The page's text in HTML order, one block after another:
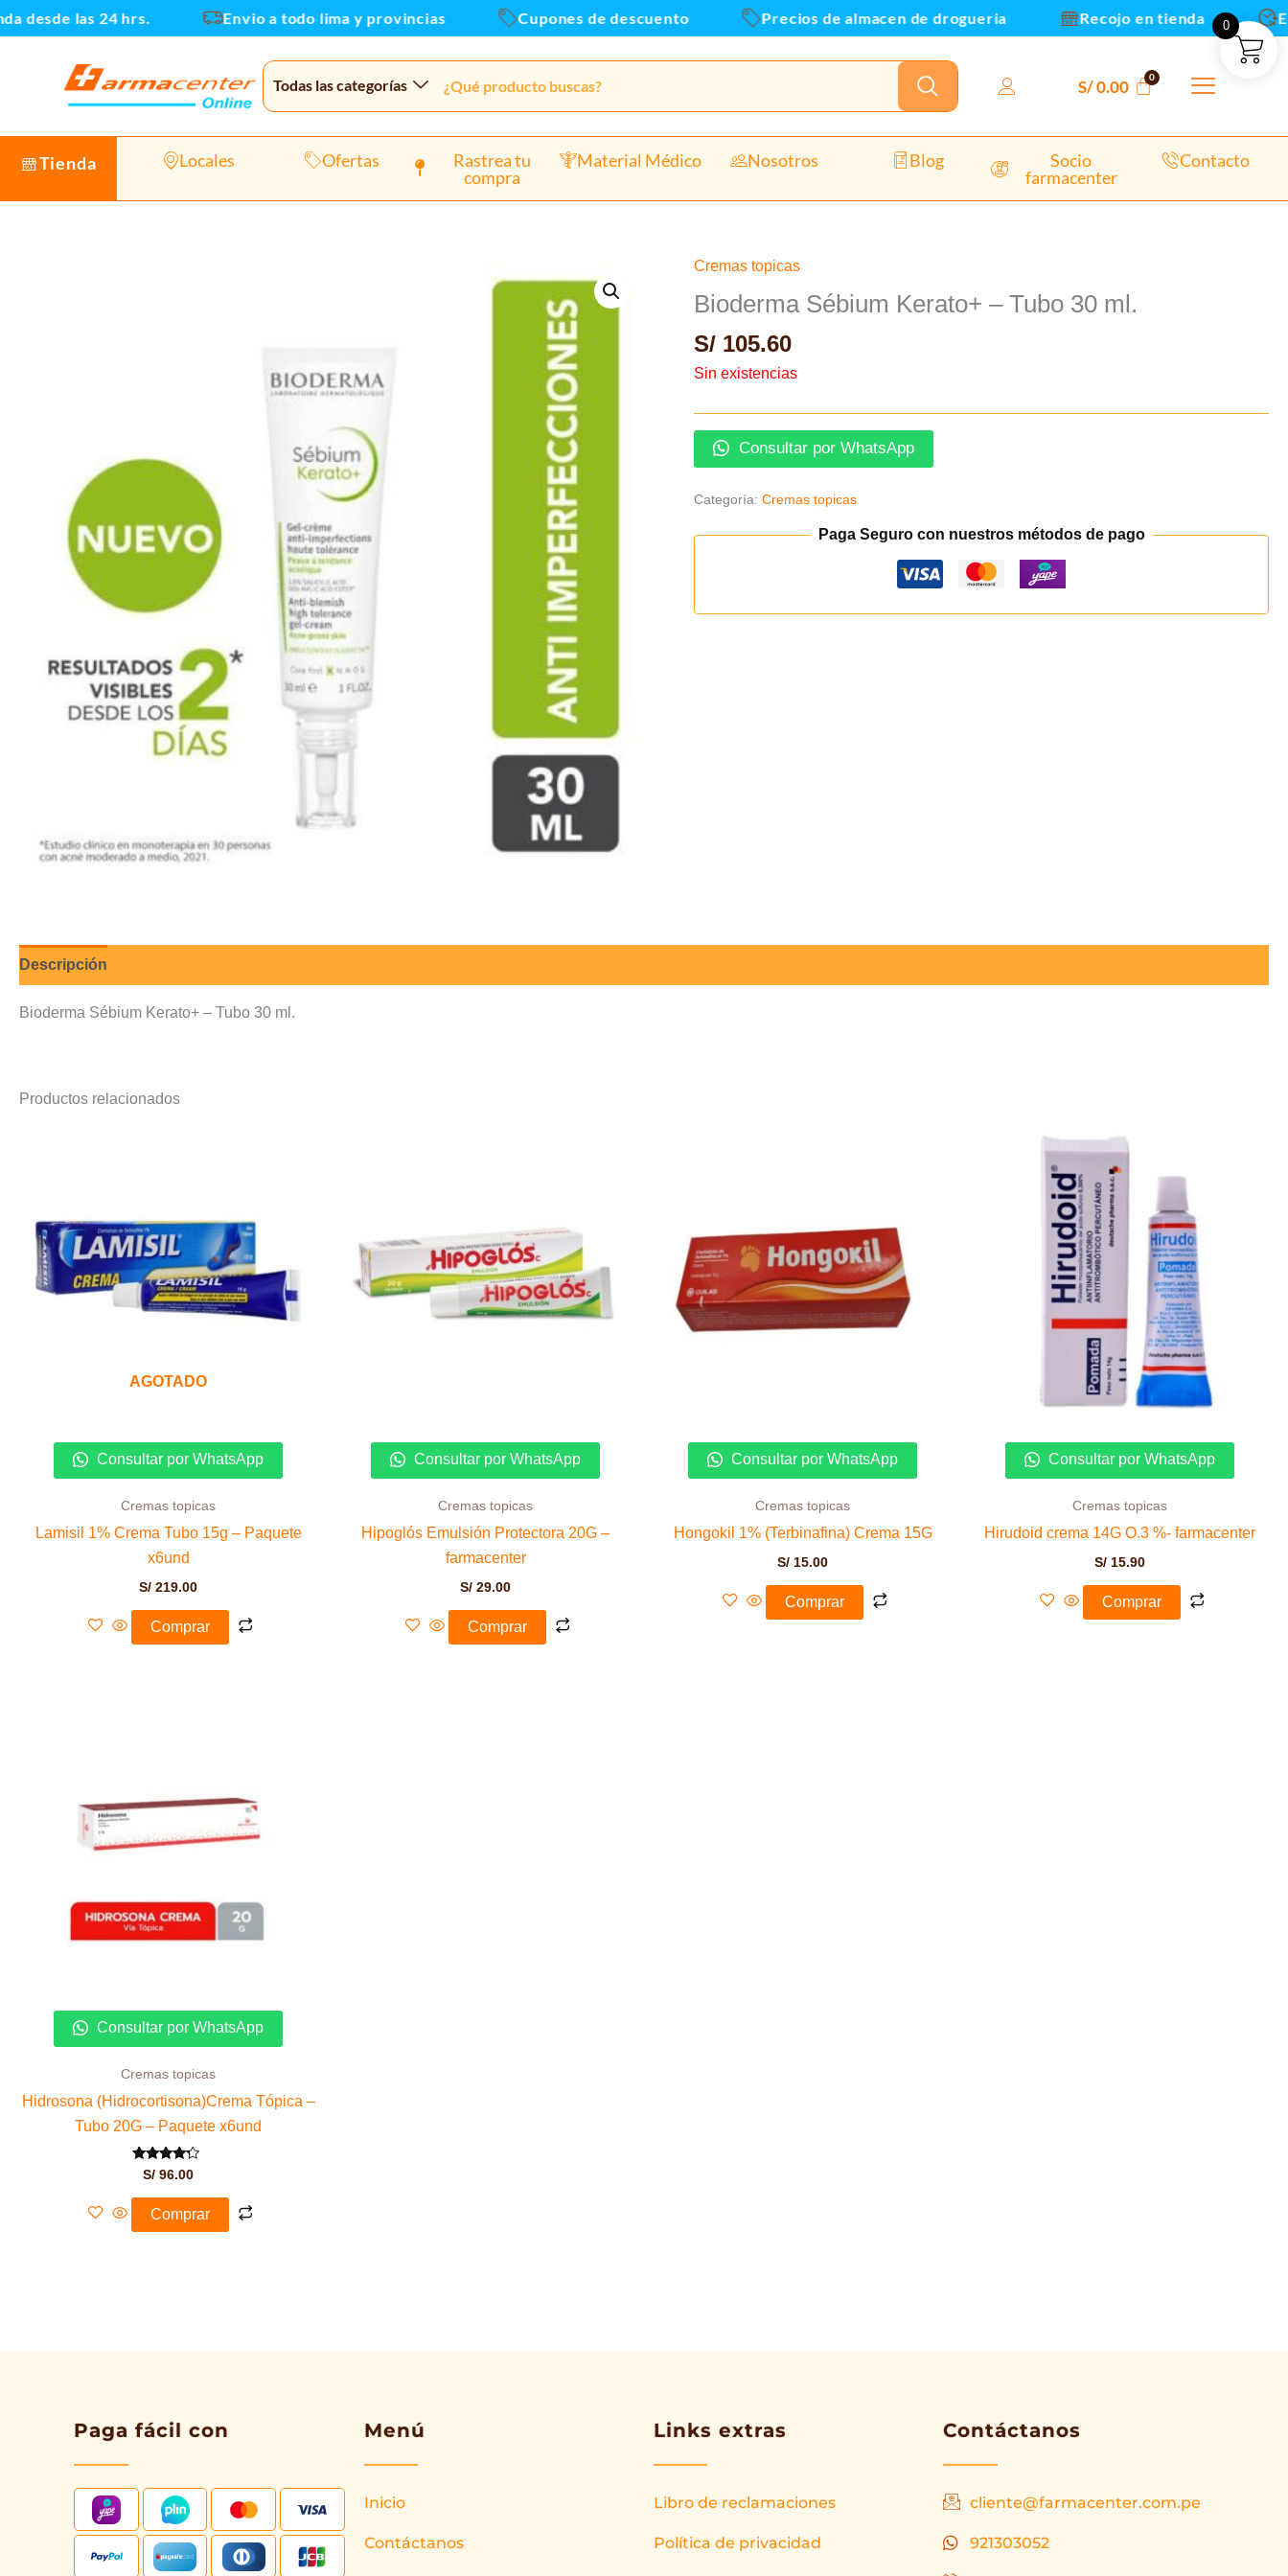
al
las 24 hrs. Envio a todo lima y provincias Cupones de descuento Precios de almacen de drogueria Recojo en tienda
Todas las categorías S/0.00
Tienda Locales Ofertas
Rastrea tu
compra
Material Médico Nosotros Blog
Socio
farmacenter
Contacto
Cremas topicas
Bioderma Sébium Kerato+ – Tubo 30 ml.
S/ 105.60
Sin existencias
Consultar por WhatsApp
Categoría:Cremas topicas
Paga Seguro con nuestros métodos de pago
Descripción
Bioderma Sébium Kerato+ – Tubo 30 ml.
Productos relacionados
AGOTADO
Consultar por WhatsApp
Cremas topicas
Lamisil 1% Crema Tubo 15g – Paquete
x6und
S/ 219.00
Comprar
Consultar por WhatsApp
Cremas topicas
Hipoglós Emulsión Protectora 20G –
farmacenter
S/ 29.00
Comprar
Consultar por WhatsApp
Cremas topicas
Hongokil 1% (Terbinafina) Crema 15G
S/ 15.00
Comprar
Consultar por WhatsApp
Cremas topicas
Hirudoid crema 14G O.3 %- farmacenter
S/ 15.90
Comprar
Consultar por WhatsApp
Cremas topicas
Hidrosona (Hidrocortisona)Crema Tópica –
Tubo 20G – Paquete x6und
Valorado
4.00
de 5
S/ 96.00
Comprar
Paga fácil con Menú
Inicio
Contáctanos
Links extras
Libro de reclamaciones
Política de privacidad
Contáctanos
cliente@farmacenter.com.pe
921303052
0